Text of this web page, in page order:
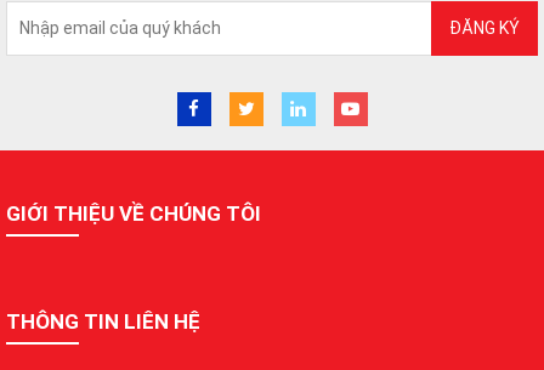
ĐĂNG KÝ
GIỚI THIỆU VỀ CHÚNG TÔI
THÔNG TIN LIÊN HỆ